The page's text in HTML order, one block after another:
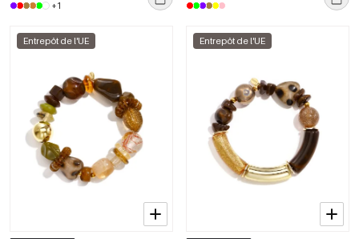
+1
Entrepôt de l'UE Entrepôt de l'UE